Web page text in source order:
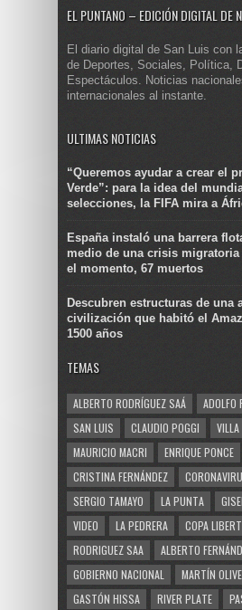
EL PUNTANO – EDICIÓN DIGITAL DE
El diario digital de San Luis con
de Deportes, Sociales, Política,
Espectáculos. Noticias
internacionales al instante.
ULTIMAS NOTICIAS
“Queremos ayudar a crear el
Verde”: para la idea del
selecciones, la FIFA mira a
España instaló una barrera
medio de una crisis migratoria
el momento, 67 muertos
Descubren estructuras de una
civilización que habitó el
1500 años
TEMAS
ALBERTO RODRÍGUEZ SAÁ
ADOLFO
SAN LUIS
CLAUDIO POGGI
VILLA
MAURICIO MACRI
ENRIQUE PONCE
CRISTINA FERNÁNDEZ
SERGIO TAMAYO
LA PUNTA
VIDEO
LA PEDRERA
COPA
RODRIGUEZ SAA
ALBERTO
GOBIERNO NACIONAL
MARTÍN
GASTÓN HISSA
RIVER PLATE